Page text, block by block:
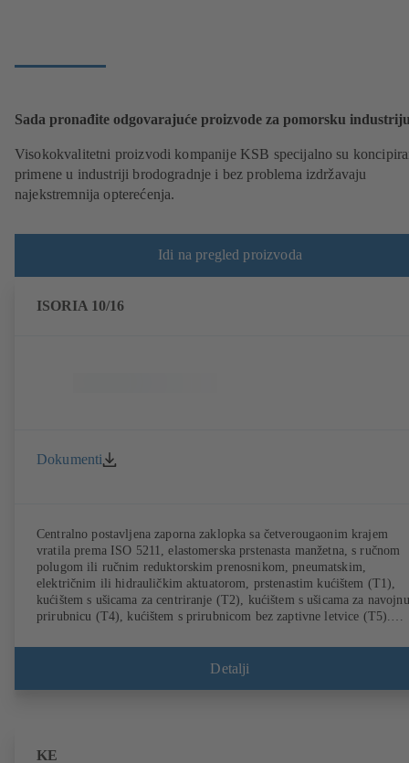
Sada pronađite odgovarajuće proizvode za pomorsku
Visokokvalitetni proizvodi kompanije KSB specijalno su
primene u industriji brodogradnje i bez problema izdržavaju
najekstremnija opterećenja.
Idi na pregled proizvoda
ISORIA 10/16
Dokumenti
Centralno postavljena zaporna zaklopka sa četverougaonim krajem
vratila prema ISO 5211, elastomerska prstenasta manžetna, s ručnom
polugom ili ručnim reduktorskim prenosnikom, pneumatskim,
električnim ili hidrauličkim aktuatorom, prstenastim kućištem (T1),
kućištem s ušicama za centriranje (T2), kućištem s ušicama za navojnu
prirubnicu (T4), kućištem s prirubnicom bez zaptivne letvice (T5).
i ugradnju u svojstvu završne armature s kontraprirubnicom.
Detalji
KE